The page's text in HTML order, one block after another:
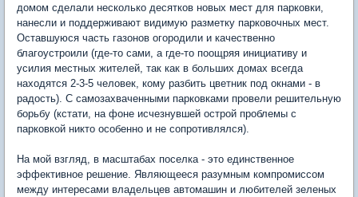
домом сделали несколько десятков новых мест для парковки,
нанесли и поддерживают видимую разметку парковочных мест.
Оставшуюся часть газонов огородили и качественно
благоустроили (где-то сами, а где-то поощряя инициативу и
усилия местных жителей, так как в больших домах всегда
находятся 2-3-5 человек, кому разбить цветник под окнами - в
радость). С самозахваченными парковками провели решительную
борьбу (кстати, на фоне исчезнувшей острой проблемы с
парковкой никто особенно и не сопротивлялся).
На мой взгляд, в масштабах поселка - это единственное
эффективное решение. Являющееся разумным компромиссом
между интересами владельцев автомашин и любителей зеленых